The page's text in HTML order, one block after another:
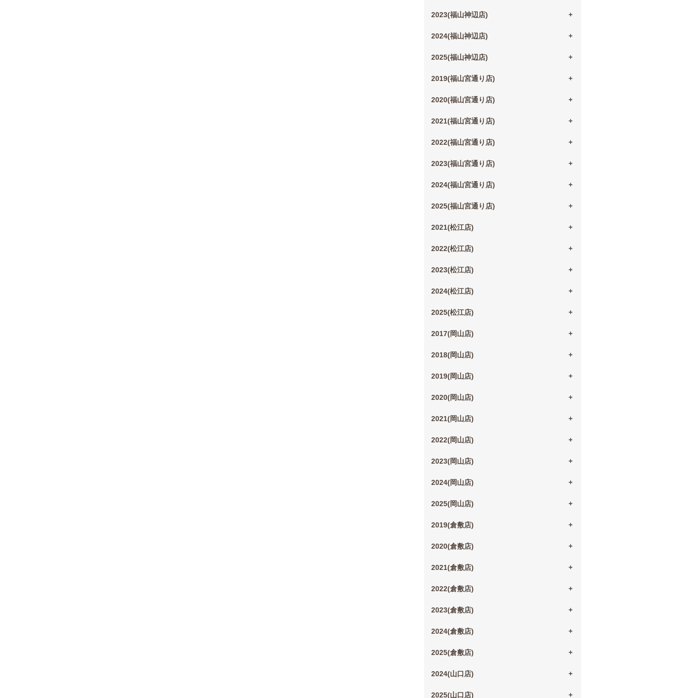
2023(福山神辺店)
2024(福山神辺店)
2025(福山神辺店)
2019(福山宮通り店)
2020(福山宮通り店)
2021(福山宮通り店)
2022(福山宮通り店)
2023(福山宮通り店)
2024(福山宮通り店)
2025(福山宮通り店)
2021(松江店)
2022(松江店)
2023(松江店)
2024(松江店)
2025(松江店)
2017(岡山店)
2018(岡山店)
2019(岡山店)
2020(岡山店)
2021(岡山店)
2022(岡山店)
2023(岡山店)
2024(岡山店)
2025(岡山店)
2019(倉敷店)
2020(倉敷店)
2021(倉敷店)
2022(倉敷店)
2023(倉敷店)
2024(倉敷店)
2025(倉敷店)
2024(山口店)
2025(山口店)